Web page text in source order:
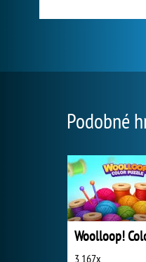
Podobné
3 167x